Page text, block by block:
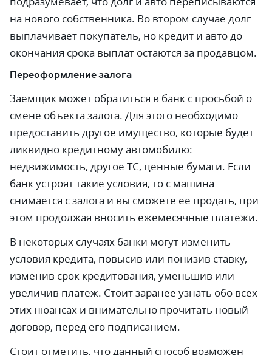
на нового собственника. Во втором случае долг
выплачивает покупатель, но кредит и авто до
окончания срока выплат остаются за продавцом.
Переоформление залога
Заемщик может обратиться в банк с просьбой о
смене объекта залога. Для этого необходимо
предоставить другое имущество, которые будет
ликвидно кредитному автомобилю:
недвижимость, другое ТС, ценные бумаги. Если
банк устроят такие условия, то с машина
снимается с залога и вы сможете ее продать, при
этом продолжая вносить ежемесячные платежи.
В некоторых случаях банки могут изменить
условия кредита, повысив или понизив ставку,
изменив срок кредитования, уменьшив или
увеличив платеж. Стоит заранее узнать обо всех
этих нюансах и внимательно прочитать новый
договор, перед его подписанием.
Стоит отметить, что данный способ возможен